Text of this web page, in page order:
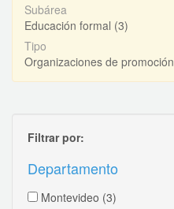
Subárea
Educación formal (3)
Tipo
Organizaciones de
Filtrar por:
Departamento
Montevideo (3)